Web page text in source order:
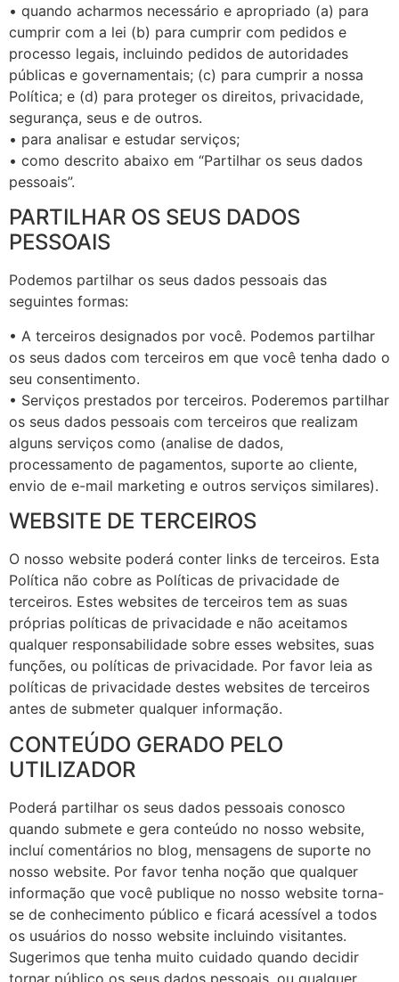
• quando acharmos necessário e apropriado (a) para
cumprir com a lei (b) para cumprir com pedidos e
processo legais, incluindo pedidos de autoridades
públicas e governamentais; (c) para cumprir a nossa
Política; e (d) para proteger os direitos, privacidade,
segurança, seus e de outros.
• para analisar e estudar serviços;
• como descrito abaixo em “Partilhar os seus dados
pessoais”.
PARTILHAR OS SEUS DADOS
PESSOAIS
Podemos partilhar os seus dados pessoais das
seguintes formas:
• A terceiros designados por você. Podemos partilhar
os seus dados com terceiros em que você tenha dado o
seu consentimento.
• Serviços prestados por terceiros. Poderemos partilhar
os seus dados pessoais com terceiros que realizam
alguns serviços como (analise de dados,
processamento de pagamentos, suporte ao cliente,
envio de e-mail marketing e outros serviços similares).
WEBSITE DE TERCEIROS
O nosso website poderá conter links de terceiros. Esta
Política não cobre as Políticas de privacidade de
terceiros. Estes websites de terceiros tem as suas
próprias políticas de privacidade e não aceitamos
qualquer responsabilidade sobre esses websites, suas
funções, ou políticas de privacidade. Por favor leia as
políticas de privacidade destes websites de terceiros
antes de submeter qualquer informação.
CONTEÚDO GERADO PELO
UTILIZADOR
Poderá partilhar os seus dados pessoais conosco
quando submete e gera conteúdo no nosso website,
incluí comentários no blog, mensagens de suporte no
nosso website. Por favor tenha noção que qualquer
informação que você publique no nosso website torna-
se de conhecimento público e ficará acessível a todos
os usuários do nosso website incluindo visitantes.
Sugerimos que tenha muito cuidado quando decidir
tornar público os seus dados pessoais, ou qualquer